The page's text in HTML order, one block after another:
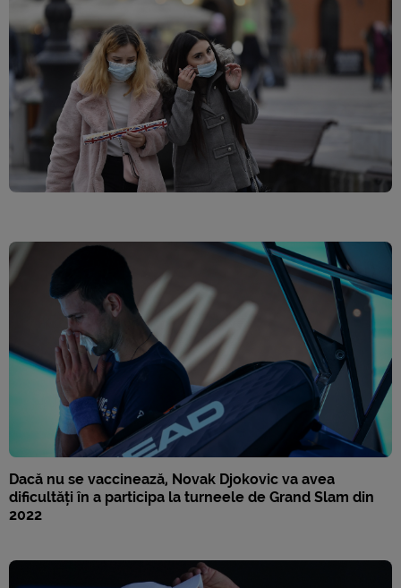
Dacă nu se vaccinează, Novak Djokovic va avea
dificultăți în a participa la turneele de Grand Slam din
2022